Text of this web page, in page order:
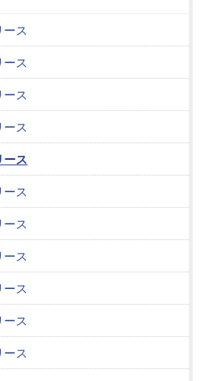
ース
ース
ース
ース
ース
ース
ース
ース
ース
ース
ース